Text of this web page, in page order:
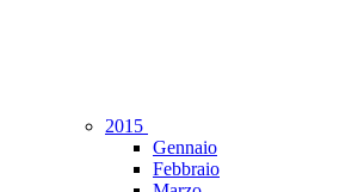
2015
Gennaio
Febbraio